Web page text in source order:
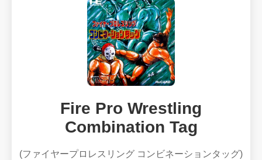
Fire Pro Wrestling
Combination Tag
(ファイヤープロレスリング コンビネーションタッグ)